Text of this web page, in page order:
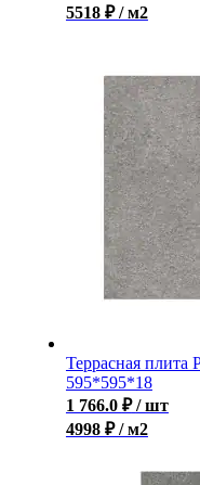
5518 ₽ / м2
Террасная плита
595*595*18
1 766.0 ₽ / шт
4998 ₽ / м2